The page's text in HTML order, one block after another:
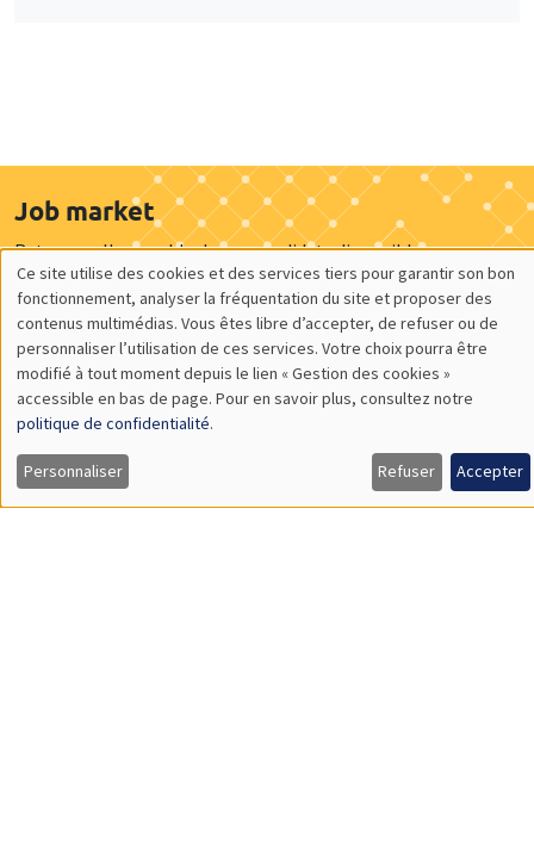
Job market
Retrouvez l'ensemble de nos candidats disponibles
actuellement sur le Job market
Candidats
À propos
Nos engagements
Offres d'emploi
Utilisation
des
données
personnelles
et
des
Ce site utilise des cookies et des services tiers pour garantir son bon
fonctionnement, analyser la fréquentation du site et proposer des
contenus multimédias. Vous êtes libre d’accepter, de refuser ou de
personnaliser l’utilisation de ces services. Votre choix pourra être
modifié à tout moment depuis le lien « Gestion des cookies »
accessible en bas de page. Pour en savoir plus, consultez notre
politique de confidentialité.
Personnaliser Refuser Accepter